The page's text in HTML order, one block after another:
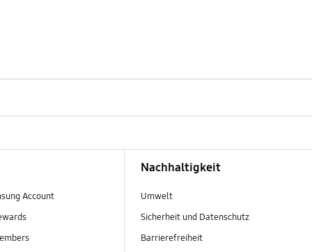
Account
Nachhaltigkeit
Umwelt
Sicherheit und Datenschutz
Barrierefreiheit